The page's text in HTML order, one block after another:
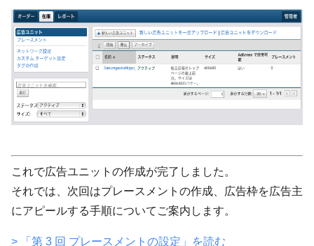
これで広告ユニットの作成が完了しました。
それでは、次回はプレースメントの作成、広告枠を広告主
にアピールする手順についてご案内します。
> 「第 3 回 プレースメントの設定」を読む